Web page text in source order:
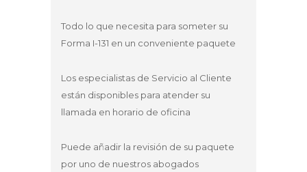
Todo lo que necesita para someter su
Forma I-131 en un conveniente paquete
Los especialistas de Servicio al Cliente
están disponibles para atender su
llamada en horario de oficina
Puede añadir la revisión de su paquete
por uno de nuestros abogados